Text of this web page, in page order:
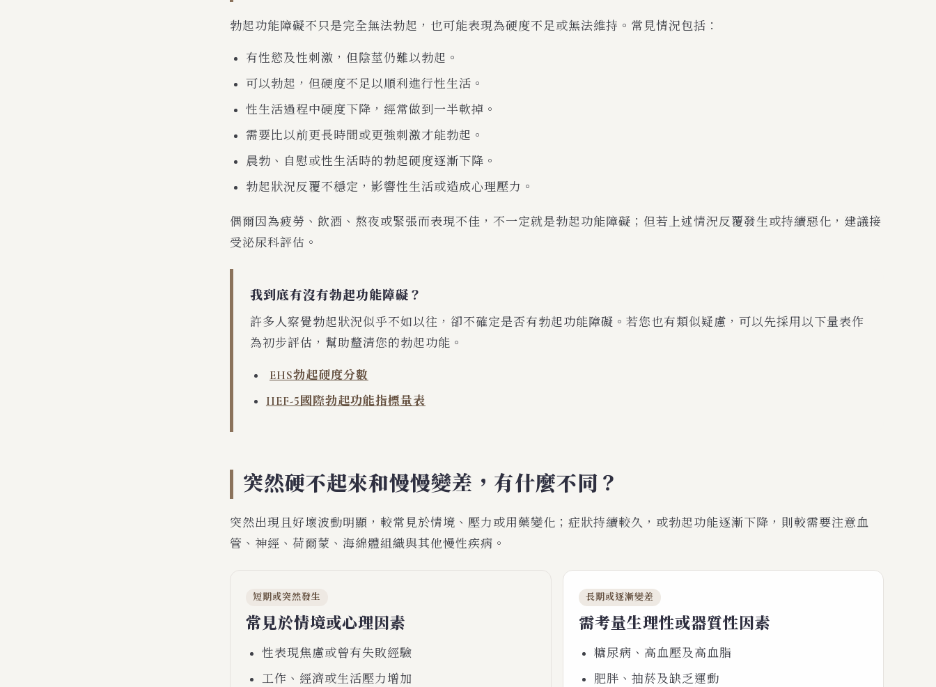
勃起功能障礙不只是完全無法勃起，也可能表現為硬度不足或無法維持。常見情況包括：
有性慾及性刺激，但陰莖仍難以勃起。
可以勃起，但硬度不足以順利進行性生活。
性生活過程中硬度下降，經常做到一半軟掉。
需要比以前更長時間或更強刺激才能勃起。
晨勃、自慰或性生活時的勃起硬度逐漸下降。
勃起狀況反覆不穩定，影響性生活或造成心理壓力。
偶爾因為疲勞、飲酒、熬夜或緊張而表現不佳，不一定就是勃起功能障礙；但若上述情況反覆發生或持續惡化，建議接
受泌尿科評估。
我到底有沒有勃起功能障礙？
許多人察覺勃起狀況似乎不如以往，卻不確定是否有勃起功能障礙。若您也有類似疑慮，可以先採用以下量表作
為初步評估，幫助釐清您的勃起功能。
EHS勃起硬度分數
IIEF-5國際勃起功能指標量表
突然硬不起來和慢慢變差，有什麼不同？
突然出現且好壞波動明顯，較常見於情境、壓力或用藥變化；症狀持續較久，或勃起功能逐漸下降，則較需要注意血
管、神經、荷爾蒙、海綿體組織與其他慢性疾病。
短期或突然發生
常見於情境或心理因素
性表現焦慮或曾有失敗經驗
工作、經濟或生活壓力增加
長期或逐漸變差
需考量生理性或器質性因素
糖尿病、高血壓及高血脂
肥胖、抽菸及缺乏運動